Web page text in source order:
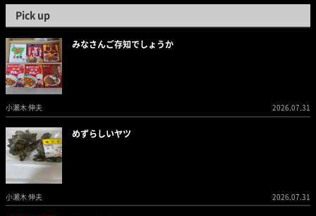
Pick up
みなさんご存知でしょうか
小瀬木 伸夫 2026.07.31
めずらしいヤツ
小瀬木 伸夫 2026.07.31